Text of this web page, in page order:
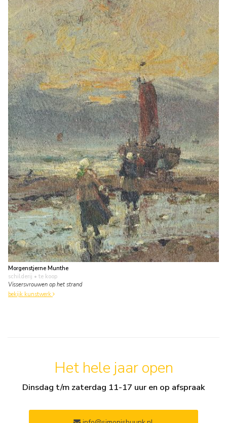
Morgenstjerne Munthe
schilderij • te koop
Vissersvrouwen op het strand
bekijk kunstwerk
Het hele jaar open
Dinsdag t/m zaterdag 11-17 uur en op afspraak